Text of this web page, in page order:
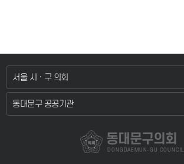
서울 시 · 구 의회
동대문구 공공기관
동대문구의회
DONGDAEMUN-GU COUNCIL